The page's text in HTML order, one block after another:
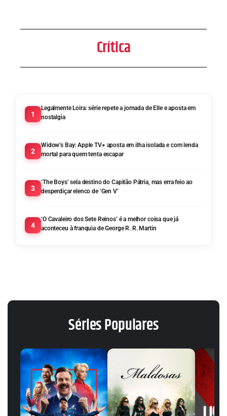
Crítica
1
Legalmente Loira: série repete a jornada de Elle e aposta em
nostalgia
2
Widow’s Bay: Apple TV+ aposta em ilha isolada e com lenda
mortal para quem tenta escapar
3
‘The Boys’ sela destino do Capitão Pátria, mas erra feio ao
desperdiçar elenco de ‘Gen V’
4
‘O Cavaleiro dos Sete Reinos’ é a melhor coisa que já
aconteceu à franquia de George R. R. Martin
Séries Populares